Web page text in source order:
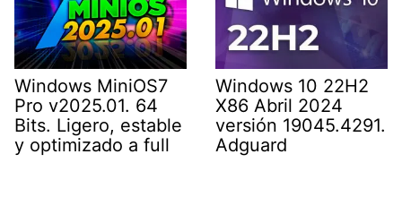
Windows MiniOS7
Pro v2025.01. 64
Bits. Ligero, estable
y optimizado a full
Windows 10 22H2
X86 Abril 2024
versión 19045.4291.
Adguard